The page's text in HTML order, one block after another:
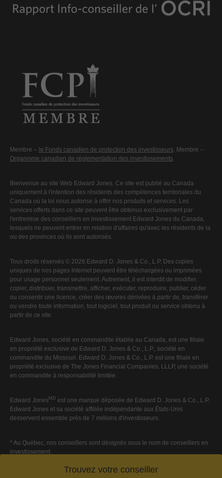
Trouvez votre conseiller
Membre – le Fonds canadien de protection des investisseurs. Membre –
Organisme canadien de réglementation des investissements.
Bienvenue au site Web Edward Jones. Ce site est publié au Canada
uniquement à l'intention des résidents des compétences territoriales du
Canada où la loi nous autorise à offrir nos produits et services. Les
services offerts dans ce site peuvent être obtenus exclusivement par
l'entremise des conseillers en investissement Edward Jones du Canada,
lesquels ne peuvent entrer en relation d'affaires qu'avec les résidents de la
ou des provinces où ils sont autorisés.
Tous droits réservés © 2026 Edward D. Jones & Co., L.P. Des copies
uniques de nos pages Internet peuvent être téléchargées ou imprimées
pour usage personnel seulement. Autrement, il est interdit de modifier,
copier, distribuer, transmettre, afficher, exécuter, reproduire, publier, céder
ou consentir une licence, créer des œuvres dérivées à partir de, transférer
ou vendre toute information, tout logiciel, tout produit ou service obtenu à
partir de ce site.
Edward Jones, société en commandite établie au Canada, est une filiale
en propriété exclusive de Edward D. Jones & Co., L.P., société en
commandite du Missouri. Edward D. Jones & Co., L.P. est une filiale en
propriété exclusive de The Jones Financial Companies, LLLP, une société
en commandite à responsabilité limitée.
Edward JonesMD est une marque déposée de Edward D. Jones & Co., L.P.
Edward Jones et sa société affiliée indépendante aux États-Unis
desservent ensemble près de 7 millions d'investisseurs.
* Au Québec, nos conseillers sont désignés sous le nom de conseillers en
investissement.